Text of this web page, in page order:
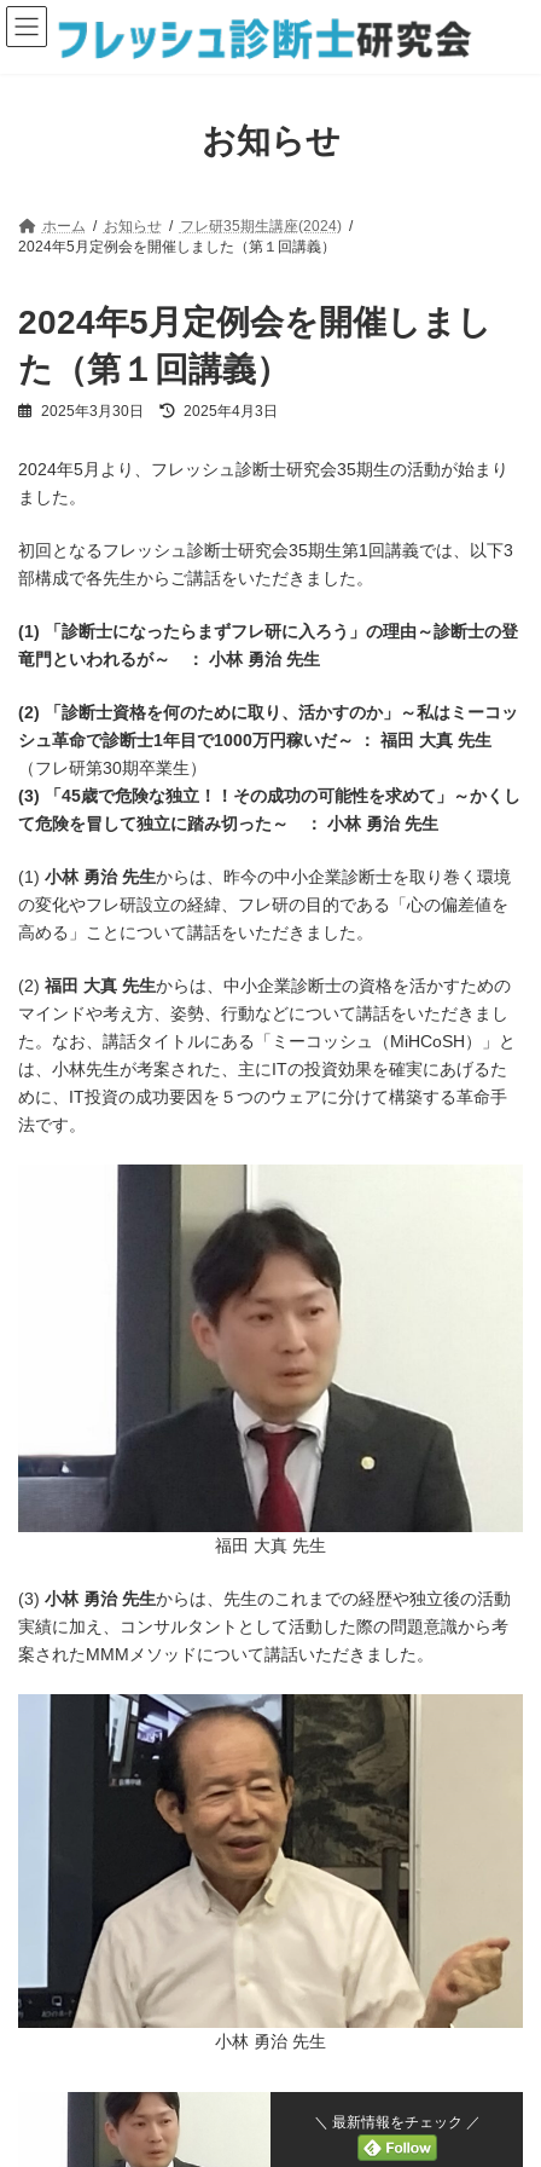
コ
ン
テ
ナ
ビ
ゲ
お知らせ
ホーム お知らせ
フレ研35期生講座(2024)
2024年5月定例会を開催しました（第１回講義）
2024年5月定例会を開催しまし
た（第１回講義）
2025年3月30日
最
新
2025年4月3日
2024年5月より、フレッシュ診断士研究会35期生の活動が始まり
ました。
初回となるフレッシュ診断士研究会35期生第1回講義では、以下3
部構成で各先生からご講話をいただきました。
(1) 「診断士になったらまずフレ研に入ろう」の理由～診断士の登
竜門といわれるが～ ： 小林 勇治 先生
(2) 「診断士資格を何のために取り、活かすのか」～私はミーコッ
シュ革命で診断士1年目で1000万円稼いだ～ ： 福田 大真 先生
（フレ研第30期卒業生）
(3) 「45歳で危険な独立！！その成功の可能性を求めて」～かくし
て危険を冒して独立に踏み切った～ ： 小林 勇治 先生
(1) 小林 勇治 先生からは、昨今の中小企業診断士を取り巻く環境
の変化やフレ研設立の経緯、フレ研の目的である「心の偏差値を
高める」ことについて講話をいただきました。
(2) 福田 大真 先生からは、中小企業診断士の資格を活かすための
マインドや考え方、姿勢、行動などについて講話をいただきまし
た。なお、講話タイトルにある「ミーコッシュ（MiHCoSH）」と
は、小林先生が考案された、主にITの投資効果を確実にあげるた
めに、IT投資の成功要因を５つのウェアに分けて構築する革命手
法です。
福田 大真 先生
(3) 小林 勇治 先生からは、先生のこれまでの経歴や独立後の活動
実績に加え、コンサルタントとして活動した際の問題意識から考
案されたMMMメソッドについて講話いただきました。
小林 勇治 先生
＼ 最新情報をチェック ／